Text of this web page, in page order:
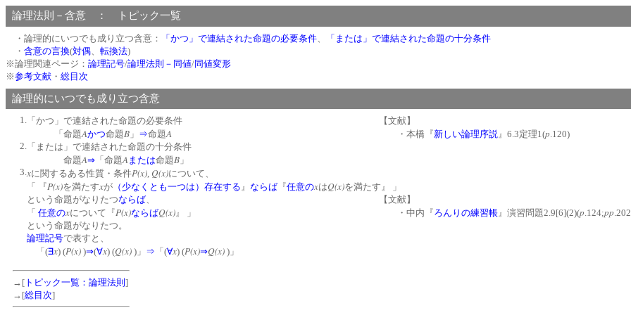
論理法則－含意 ： トピック一覧
・論理的にいつでも成り立つ含意： 「かつ」で連結された命題の必要条件
「または」で連結された命題の十分条件
・ 含意の言換(対偶 転換法)
※論理関連ページ： 論理記号/論理法則－同値/同値変形
※参考文献 ・ 総目次
論理的にいつでも成り立つ含意
1. 「かつ」で連結された命題の必要条件
「命題Aかつ命題B 」 ⇒命題A
【文献】
・本橋『新しい論理序説』6.3定理1(p.120)
2. 「または」で連結された命題の十分条件
命題A⇒ 「命題A または命題B 」
3.xに関するある性質・条件P(x), Q(x)について、
「 『P(x)を満たすxが （少なくとも一つは）存在する 』 ならば 『任意のxはQ(x)を満たす』 」
という命題がなりたつならば、
「 任意のxについて『P(x)ならばQ(x)』 」
という命題がなりたつ。
論理記号で表すと、
「(∃x) (P(x) )⇒(∀x) (Q(x) )」 ⇒ 「(∀x) (P(x)⇒Q(x) )」
【文献】
・中内『ろんりの練習帳』演習問題2.9[6](2)(p.124;pp
→[ トピック一覧：論理法則]
→[総目次]